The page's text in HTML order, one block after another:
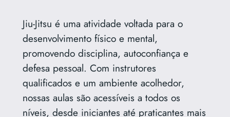
Jiu-Jitsu é uma atividade voltada para o
desenvolvimento físico e mental,
promovendo disciplina, autoconfiança e
defesa pessoal. Com instrutores
qualificados e um ambiente acolhedor,
nossas aulas são acessíveis a todos os
níveis, desde iniciantes até praticantes mais